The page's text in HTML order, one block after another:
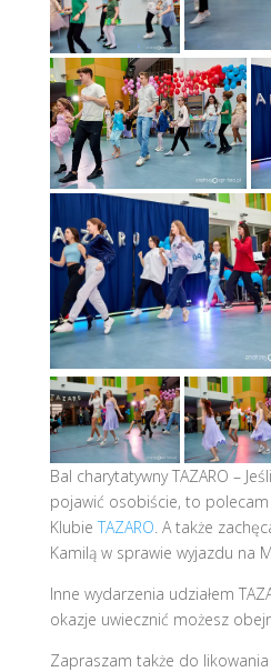
Bal charytatywny TAZARO –
pojawić osobiście, to
Klubie TAZARO. A także
Kamilą w sprawie wyjazdu na
Inne wydarzenia udziałem
okazje uwiecznić możesz
Zapraszam także do